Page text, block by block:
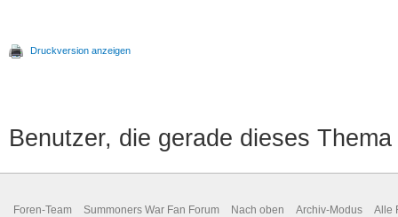
Druckversion anzeigen
Benutzer, die gerade dieses
Foren-Team Summoners War Fan Forum Nach oben Archiv-Modus Alle